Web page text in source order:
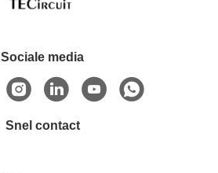
Sociale media
Snel contact